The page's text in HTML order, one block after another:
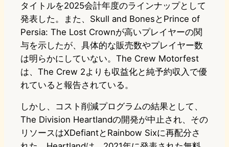
タイトルを2025会計年度のラインナップとして
発表した。また、Skull and BonesとPrince of
Persia: The Lost Crownが高いプレイヤーの関
与を示したが、具体的な販売数やプレイヤー数
は明らかにしていない。The Crew Motorfest
は、The Crew 2よりも収益化と純予約収入で優
れていると報告されている。
しかし、コスト削減プログラムの結果として、
The Division Heartlandの開発が中止され、その
リソースはXDefiantとRainbow Sixに再配分さ